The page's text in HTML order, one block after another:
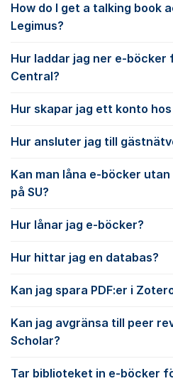
How do I get a talking book
Legimus?
Hur laddar jag ner e-böcker
Central?
Hur skapar jag ett konto
Hur ansluter jag till
Kan man låna e-böcker
på SU?
Hur lånar jag e-böcker?
Hur hittar jag en databas?
Kan jag spara PDF:er i
Kan jag avgränsa till peer
Scholar?
Tar biblioteket in e-böcker